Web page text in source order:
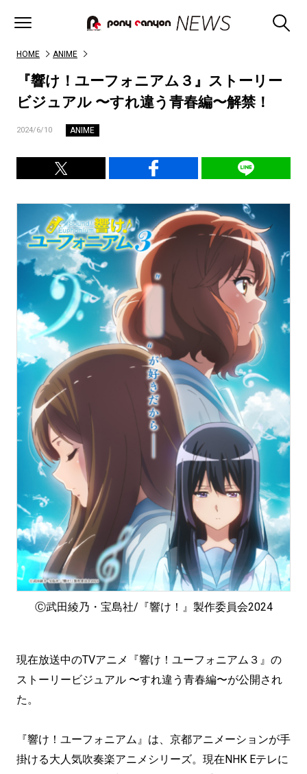
HOME ANIME
『響け！ユーフォニアム３』ストーリー
ビジュアル 〜すれ違う青春編〜解禁！
2024/6/10 ANIME
Ⓒ武田綾乃・宝島社/『響け！』製作委員会2024
現在放送中のTVアニメ『響け！ユーフォニアム３』の
ストーリービジュアル 〜すれ違う青春編〜が公開され
た。
『響け！ユーフォニアム』は、京都アニメーションが手
掛ける大人気吹奏楽アニメシリーズ。現在NHK Eテレに